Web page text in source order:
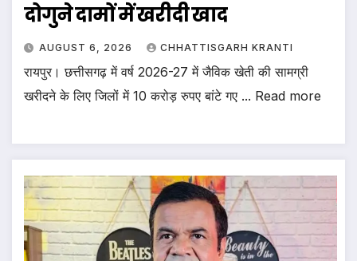
दोगुने दामों में खरीदी खाद
AUGUST 6, 2026 CHHATTISGARH KRANTI
रायपुर। छत्तीसगढ़ में वर्ष 2026-27 में जैविक खेती की सामग्री
खरीदने के लिए जिलों में 10 करोड़ रुपए बांटे गए ... Read more